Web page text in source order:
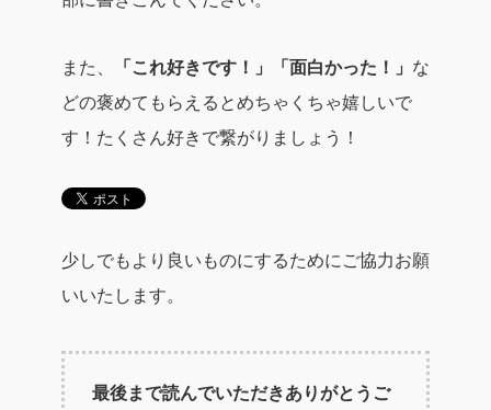
また、 「これ好きです！」 「面白かった！」 な
どの褒めてもらえるとめちゃくちゃ嬉しいで
す！ たくさん好きで繋がりましょう！
少しでもより良いものにするためにご協力お願
いいたします。
最後まで読んでいただきありがとうご